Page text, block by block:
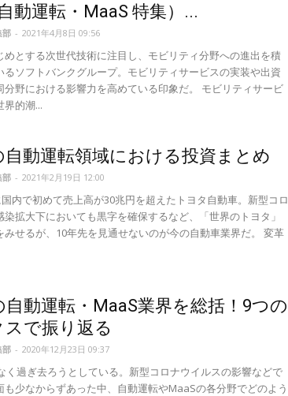
動運転・MaaS 特集）...
部 - 2021年4月8日 09:56
めとする次世代技術に注目し、モビリティ分野への進出を積
るソフトバンクグループ。モビリティサービスの実装や出資
分野における影響力を高めている印象だ。 モビリティサービ
界的潮...
自動運転領域における投資まとめ
部 - 2021年2月19日 12:00
内で初めて売上高が30兆円を超えたトヨタ自動車。新型コロ
拡大下においても黒字を確保するなど、「世界のトヨタ」
みせるが、10年先を見通せないのが今の自動車業界だ。 変革
自動運転・MaaS業界を総括！9つの
スで振り返る
部 - 2020年12月23日 09:37
く過ぎ去ろうとしている。新型コロナウイルスの影響などで
も少なからずあった中、自動運転やMaaSの各分野でどのよう